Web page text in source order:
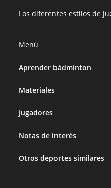
Los diferentes estilos de
Menú
Aprender bádminton
Materiales
Jugadores
Notas de interés
Otros deportes similares